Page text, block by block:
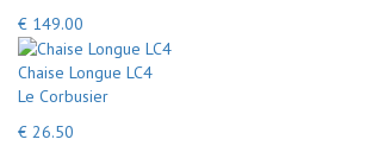
€ 149.00
Chaise Longue LC4
Le Corbusier
€ 26.50